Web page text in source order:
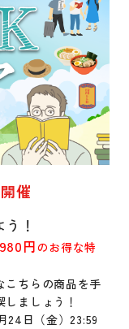
催
！
円のお得な特
こちらの商品を手
ましょう！
24日（金）23:59